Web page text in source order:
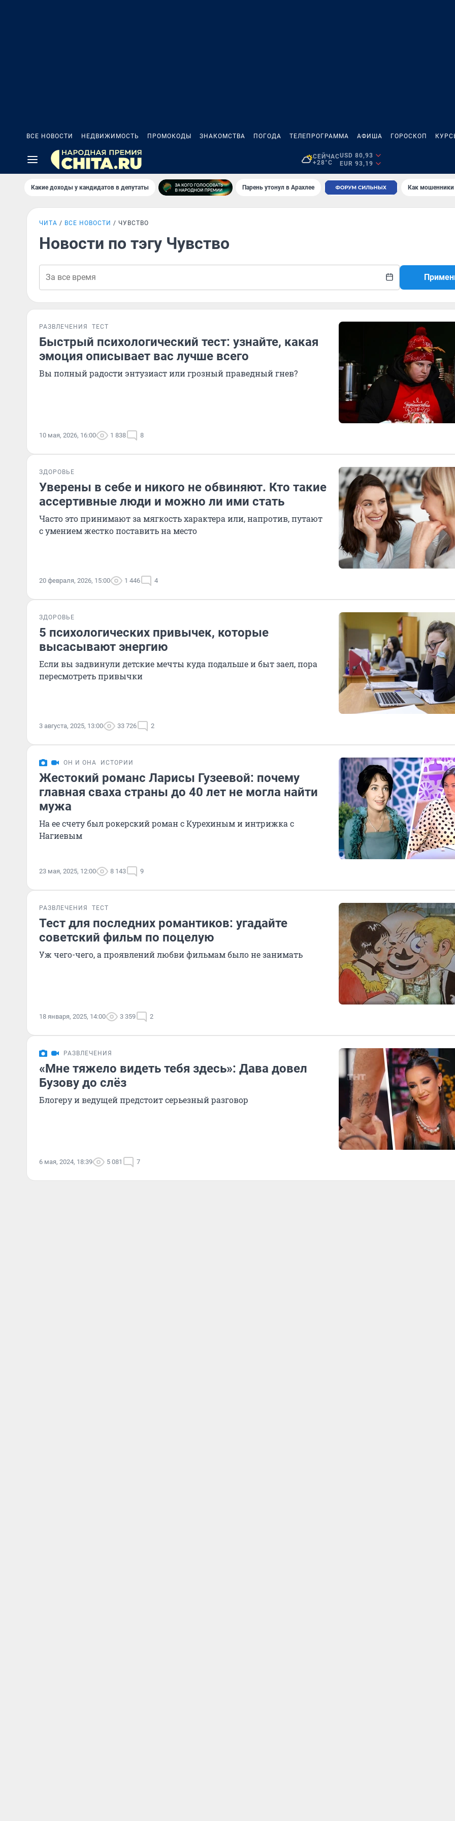
ВСЕ НОВОСТИ НЕДВИЖИМОСТЬ ПРОМОКОДЫ ЗНАКОМСТВА ПОГОДА ТЕЛЕПРОГРАММА АФИША ГОРОСКОП
СЕЙЧАС
+28°C
USD 80,93
EUR 93,19
Какие доходы у кандидатов в депутаты Парень утонул в Арахлее Как
ЧИТА ВСЕ НОВОСТИ ЧУВСТВО
Новости по тэгу Чувство
РАЗВЛЕЧЕНИЯ ТЕСТ
Быстрый психологический тест: узнайте, какая
эмоция описывает вас лучше всего
Вы полный радости энтузиаст или грозный праведный гнев?
10 мая, 2026, 16:00 1 838 8
ЗДОРОВЬЕ
Уверены в себе и никого не обвиняют. Кто такие
ассертивные люди и можно ли ими стать
Часто это принимают за мягкость характера или, напротив, путают
с умением жестко поставить на место
20 февраля, 2026, 15:00 1 446 4
ЗДОРОВЬЕ
5 психологических привычек, которые
высасывают энергию
Если вы задвинули детские мечты куда подальше и быт заел, пора
пересмотреть привычки
3 августа, 2025, 13:00 33 726 2
ОН И ОНА ИСТОРИИ
Жестокий романс Ларисы Гузеевой: почему
главная сваха страны до 40 лет не могла найти
мужа
На ее счету был рокерский роман с Курехиным и интрижка с
Нагиевым
23 мая, 2025, 12:00 8 143 9
РАЗВЛЕЧЕНИЯ ТЕСТ
Тест для последних романтиков: угадайте
советский фильм по поцелую
Уж чего-чего, а проявлений любви фильмам было не занимать
18 января, 2025, 14:00 3 359 2
РАЗВЛЕЧЕНИЯ
«Мне тяжело видеть тебя здесь»: Дава довел
Бузову до слёз
Блогеру и ведущей предстоит серьезный разговор
6 мая, 2024, 18:39 5 081 7